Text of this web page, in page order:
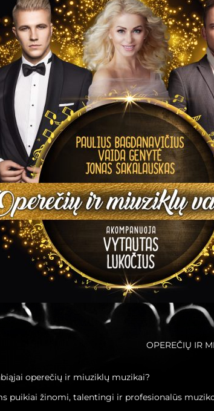
OPEREČIŲ IR
operečių ir miuziklų muzikai?
puikiai žinomi, talentingi ir profesionalūs